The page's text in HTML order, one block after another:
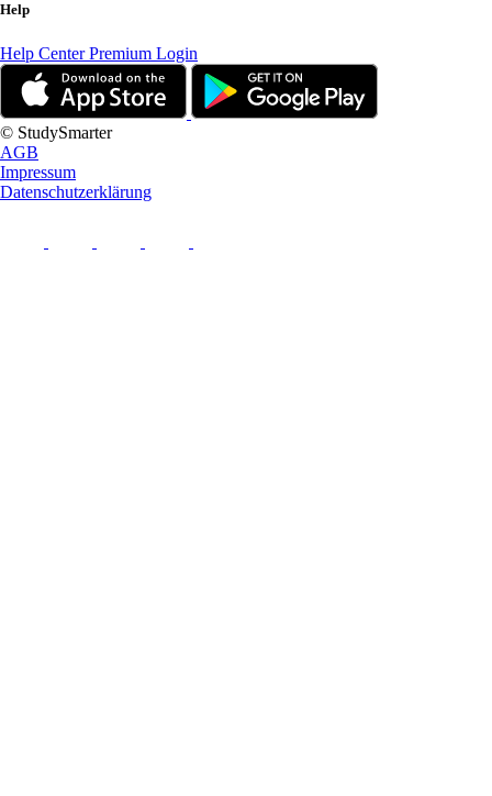
Help
Help CenterPremium Login
© StudySmarter
AGB
Impressum
Datenschutzerklärung